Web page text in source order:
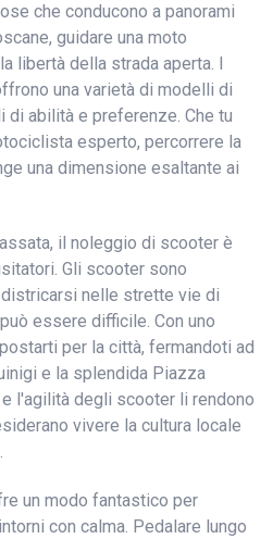
che conducono a panorami
guidare una moto
libertà della strada aperta. I
una varietà di modelli di
abilità e preferenze. Che tu
esperto, percorrere la
una dimensione esaltante ai
il noleggio di scooter è
Gli scooter sono
nelle strette vie di
essere difficile. Con uno
per la città, fermandoti ad
e la splendida Piazza
l'agilità degli scooter li rendono
vivere la cultura locale
un modo fantastico per
con calma. Pedalare lungo